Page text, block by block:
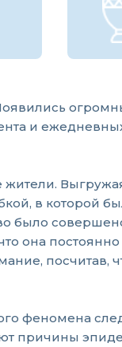
и
в которой
было
она постоянно
посчитав,
феномена
причины